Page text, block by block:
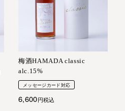
梅酒HAMADA classic
alc.15%
メッセージカード対応
6,600 税込